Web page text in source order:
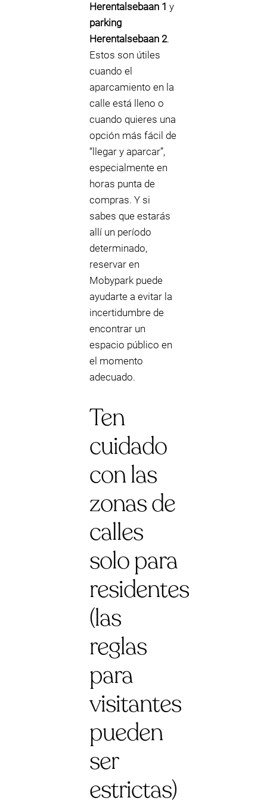
Herentalsebaan 1 y
parking
Herentalsebaan 2.
Estos son útiles
cuando el
aparcamiento en la
calle está lleno o
cuando quieres una
opción más fácil de
“llegar y aparcar”,
especialmente en
horas punta de
compras. Y si
sabes que estarás
allí un período
determinado,
reservar en
Mobypark puede
ayudarte a evitar la
incertidumbre de
encontrar un
espacio público en
el momento
adecuado.
Ten
cuidado
con las
zonas de
calles
solo para
residentes
(las
reglas
para
visitantes
pueden
ser
estrictas)